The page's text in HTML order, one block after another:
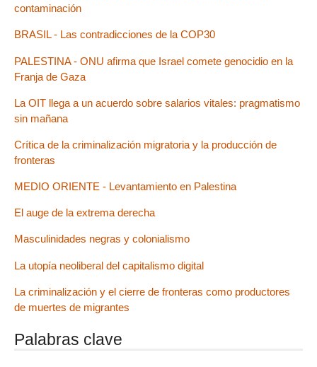
contaminación
BRASIL - Las contradicciones de la COP30
PALESTINA - ONU afirma que Israel comete genocidio en la
Franja de Gaza
La OIT llega a un acuerdo sobre salarios vitales: pragmatismo
sin mañana
Crítica de la criminalización migratoria y la producción de
fronteras
MEDIO ORIENTE - Levantamiento en Palestina
El auge de la extrema derecha
Masculinidades negras y colonialismo
La utopía neoliberal del capitalismo digital
La criminalización y el cierre de fronteras como productores
de muertes de migrantes
Palabras clave